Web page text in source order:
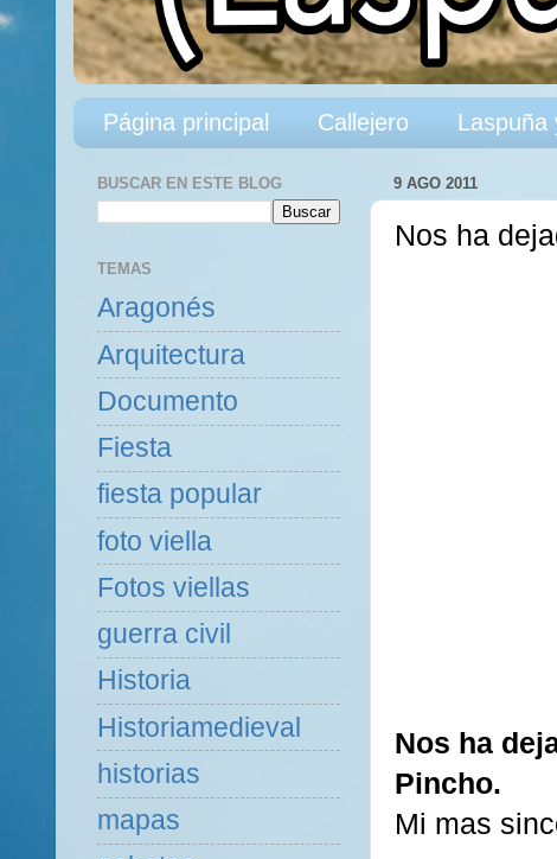
Página principal Callejero Laspuña
9 AGO 2011
Nos ha
Nos ha
Pincho.
Mi mas
BUSCAR EN ESTE BLOG
TEMAS
Aragonés
Arquitectura
Documento
Fiesta
fiesta popular
foto viella
Fotos viellas
guerra civil
Historia
Historiamedieval
historias
mapas